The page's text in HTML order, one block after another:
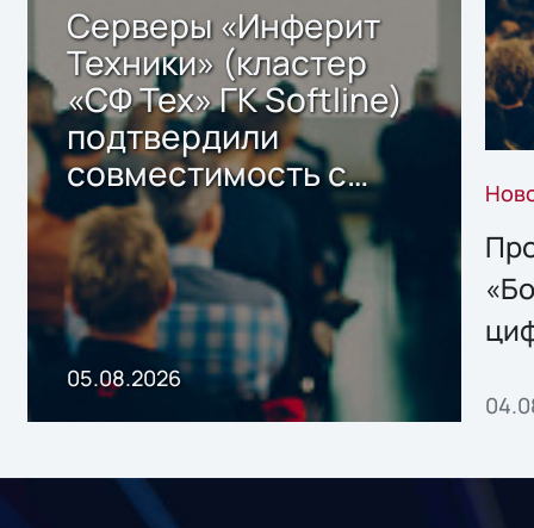
Серверы «Инферит
Техники» (кластер
«СФ Тех» ГК Softline)
подтвердили
совместимость с
решением Sharx
Storage 2.x для
хранения данных
05.08.2026